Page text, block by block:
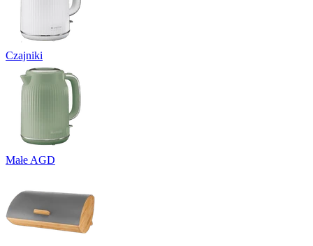
Czajniki
Małe AGD